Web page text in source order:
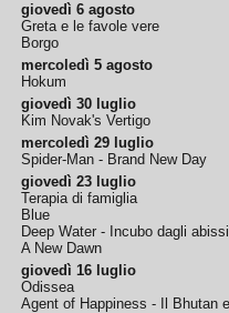
giovedì 6 agosto
Greta e le favole vere
Borgo
mercoledì 5 agosto
Hokum
giovedì 30 luglio
Kim Novak's Vertigo
mercoledì 29 luglio
Spider-Man - Brand New Day
giovedì 23 luglio
Terapia di famiglia
Blue
Deep Water - Incubo dagli abissi
A New Dawn
giovedì 16 luglio
Odissea
Agent of Happiness - Il Bhutan